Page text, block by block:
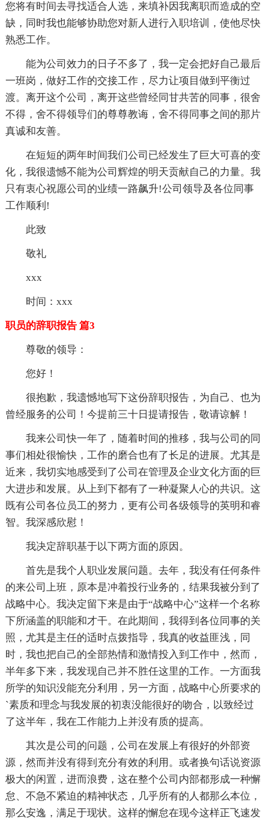
您将有时间去寻找适合人选，来填补因我离职而造成的空
缺，同时我也能够协助您对新人进行入职培训，使他尽快
熟悉工作。
能为公司效力的日子不多了，我一定会把好自己最后
一班岗，做好工作的交接工作，尽力让项目做到平衡过
渡。离开这个公司，离开这些曾经同甘共苦的同事，很舍
不得，舍不得领导们的尊尊教诲，舍不得同事之间的那片
真诚和友善。
在短短的两年时间我们公司已经发生了巨大可喜的变
化，我很遗憾不能为公司辉煌的明天贡献自己的力量。我
只有衷心祝愿公司的业绩一路飙升!公司领导及各位同事
工作顺利!
此致
敬礼
xxx
时间：xxx
职员的辞职报告 篇3
尊敬的领导：
您好！
很抱歉，我遗憾地写下这份辞职报告，为自己、也为
曾经服务的公司！今提前三十日提请报告，敬请谅解！
我来公司快一年了，随着时间的推移，我与公司的同
事们相处很愉快，工作的磨合也有了长足的进展。尤其是
近来，我切实地感受到了公司在管理及企业文化方面的巨
大进步和发展。从上到下都有了一种凝聚人心的共识。这
既有公司各位员工的努力，更有公司各级领导的英明和睿
智。我深感欣慰！
我决定辞职基于以下两方面的原因。
首先是我个人职业发展问题。去年，我没有任何条件
的来公司上班，原本是冲着投行业务的，结果我被分到了
战略中心。我决定留下来是由于“战略中心”这样一个名称
下所涵盖的职能和才干。在此期间，我得到各位同事的关
照，尤其是主任的适时点拨指导，我真的收益匪浅，同
时，我也把自己的全部热情和激情投入到工作中，然而，
半年多下来，我发现自己并不胜任这里的工作。一方面我
所学的知识没能充分利用，另一方面，战略中心所要求的
`素质和理念与我发展的初衷没能很好的吻合，以致经过
了这半年，我在工作能力上并没有质的提高。
其次是公司的问题，公司在发展上有很好的外部资
源，然而并没有得到充分有效的利用。或者换句话说资源
极大的闲置，进而浪费，这在整个公司内部都形成一种懈
怠、不急不紧迫的精神状态，几乎所有的人都那么本位，
那么安逸，满足于现状。这样的懈怠在现今这样正飞速发